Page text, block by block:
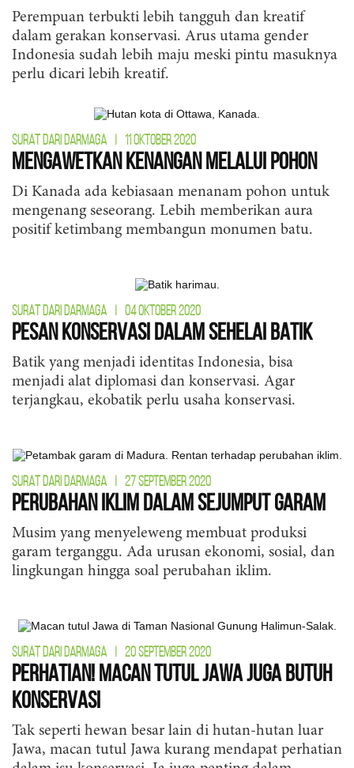
Perempuan terbukti lebih tangguh dan kreatif
dalam gerakan konservasi. Arus utama gender
Indonesia sudah lebih maju meski pintu masuknya
perlu dicari lebih kreatif.
SURAT DARI DARMAGA 11 OKTOBER 2020
Mengawetkan Kenangan Melalui Pohon
Di Kanada ada kebiasaan menanam pohon untuk
mengenang seseorang. Lebih memberikan aura
positif ketimbang membangun monumen batu.
SURAT DARI DARMAGA 04 OKTOBER 2020
Pesan Konservasi dalam Sehelai Batik
Batik yang menjadi identitas Indonesia, bisa
menjadi alat diplomasi dan konservasi. Agar
terjangkau, ekobatik perlu usaha konservasi.
SURAT DARI DARMAGA 27 SEPTEMBER 2020
Perubahan Iklim dalam Sejumput Garam
Musim yang menyeleweng membuat produksi
garam terganggu. Ada urusan ekonomi, sosial, dan
lingkungan hingga soal perubahan iklim.
SURAT DARI DARMAGA 20 SEPTEMBER 2020
Perhatian! Macan Tutul Jawa Juga Butuh
Konservasi
Tak seperti hewan besar lain di hutan-hutan luar
Jawa, macan tutul Jawa kurang mendapat perhatian